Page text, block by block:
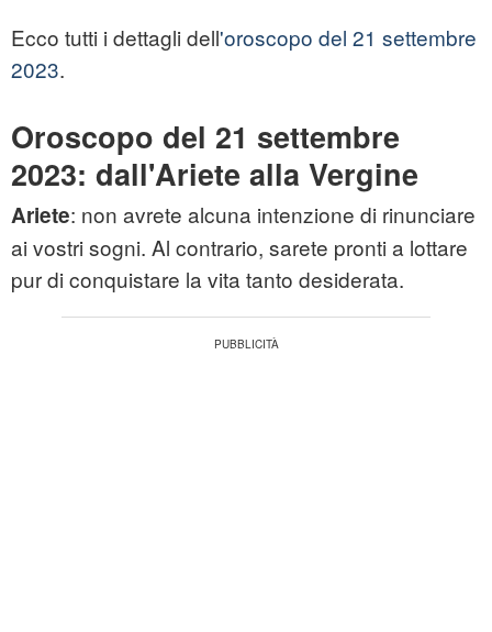
Ecco tutti i dettagli dell'oroscopo del 21 settembre
2023.
Oroscopo del 21 settembre
2023: dall'Ariete alla Vergine
Ariete: non avrete alcuna intenzione di rinunciare
ai vostri sogni. Al contrario, sarete pronti a lottare
pur di conquistare la vita tanto desiderata.